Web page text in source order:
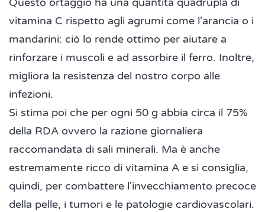
vitamina C rispetto agli agrumi come l'arancia o i
mandarini: ciò lo rende ottimo per aiutare a
rinforzare i muscoli e ad assorbire il ferro. Inoltre,
migliora la resistenza del nostro corpo alle
infezioni.
Si stima poi che per ogni 50 g abbia circa il 75%
della RDA ovvero la razione giornaliera
raccomandata di sali minerali. Ma è anche
estremamente ricco di vitamina A e si consiglia,
quindi, per combattere l'invecchiamento precoce
della pelle, i tumori e le patologie cardiovascolari.